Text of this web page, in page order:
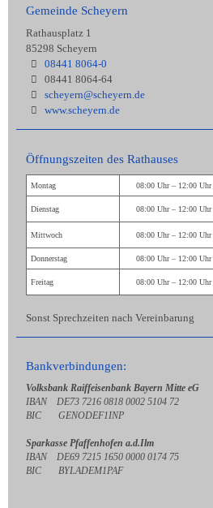
Gemeinde Scheyern
Rathausplatz 1
85298 Scheyern
08441 8064-0
08441 8064-64
scheyern@scheyern.de
www.scheyern.de
Öffnungszeiten des Rathauses
Montag 08:00 Uhr – 12:00 Uhr
Dienstag 08:00 Uhr – 12:00 Uhr
Mittwoch 08:00 Uhr – 12:00 Uhr
Donnerstag 08:00 Uhr – 12:00 Uhr
Freitag 08:00 Uhr – 12:00 Uhr
Sonst Sprechzeiten nach Vereinbarung
Bankverbindungen:
Volksbank Raiffeisenbank Bayern Mitte eG
IBAN DE73 7216 0818 0002 5104 72
BIC GENODEF1INP
Sparkasse Pfaffenhofen a.d.Ilm
IBAN DE69 7215 1650 0000 0174 75
BIC BYLADEM1PAF